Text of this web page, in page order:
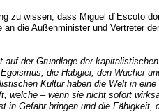
zu wissen, dass Miguel d´Escoto
an die Außenminister und Vertreter
der Grundlage der
die Habgier, den Wucher
Kultur haben die Welt in
welche – wenn sie nicht sofort
in Gefahr bringen und die Fähigkeit,